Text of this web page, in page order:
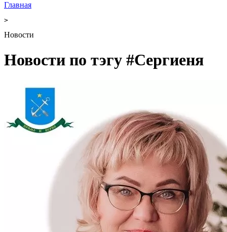
Главная
>
Новости
Новости по тэгу #Сергиеня